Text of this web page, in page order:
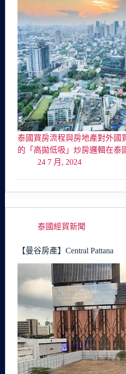
泰國買房流程與房地產對外國
的「高拋低吸」炒房邏輯在
24 7 月, 2024
泰國經貿新聞
【曼谷房產】Central Pattana